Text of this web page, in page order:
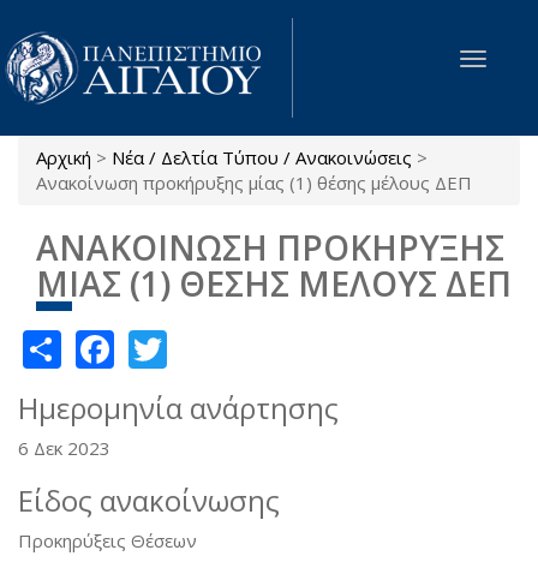
Παράκαμψη προς το κυρίως περιεχόμενο
Toggle
Είστε εδώ
Αρχική > Νέα / Δελτία Τύπου / Ανακοινώσεις >
Ανακοίνωση προκήρυξης μίας (1) θέσης μέλους ΔΕΠ
ΑΝΑΚΟΙΝΩΣΗ ΠΡΟΚΗΡΥΞΗΣ
ΜΙΑΣ (1) ΘΕΣΗΣ ΜΕΛΟΥΣ ΔΕΠ
ShareFacebook
Ημερομηνία ανάρτησης
6 Δεκ 2023
Είδος ανακοίνωσης
Προκηρύξεις Θέσεων